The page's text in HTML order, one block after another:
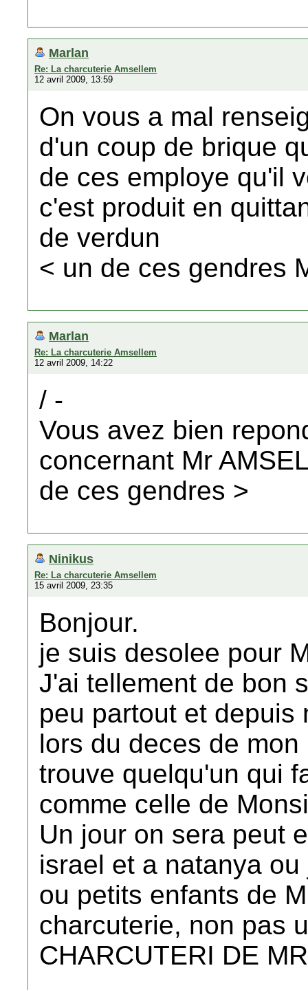
Marlan
Re: La charcuterie Amsellem
12 avril 2009, 13:59
On vous a mal
d'un coup de brique
de ces employe qu'il
c'est produit en
de verdun
< un de ces gendres
Marlan
Re: La charcuterie Amsellem
12 avril 2009, 14:22
/ -
Vous avez bien
concernant Mr
de ces gendres >
Ninikus
Re: La charcuterie Amsellem
15 avril 2009, 23:35
Bonjour.
je suis desolee pour
J'ai tellement de bon
peu partout et depuis
lors du deces de
trouve quelqu'un qui
comme celle de
Un jour on sera peut
israel et a natanya
ou petits enfants de
charcuterie, non pas
CHARCUTERI DE